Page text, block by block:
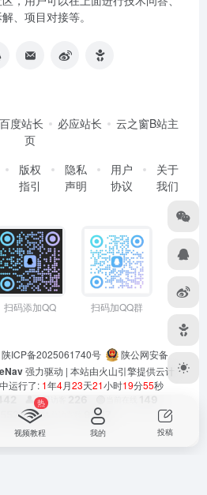
、项目对接等。
百度站长 必应站长
云之窗B站主
页
版权
指引
隐私
声明
用户
协议
关于
我们
扫码添加QQ 扫码加QQ群
陕ICP备2025061740号
陕公网安备
强力驱动 | 本站由火山引擎提供云计
运行了: 1年4月23天21小时19分55秒
👤今日访客
👥 91117
视频教程
热
我的 投稿